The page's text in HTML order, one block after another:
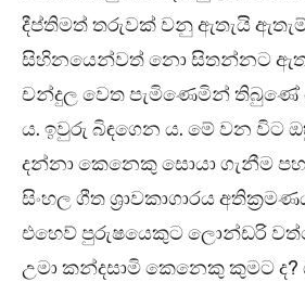
දීප්තිමත් තරුවක් වනු ඇතැයි
සිහිනයෙන්වත් නො සිතන්නට ඇත.
චන්දුල වෙත පැමිණෙමින් තිබුණේ
ය. ඉවුරු බිඳගෙන ය. මේ වන විට
දන්නා කෙනෙකු සොයා ගැනීම
සිංහල ගීත ශ්‍රාවකාගාරය
එහෙව් පුරුෂයෙකුට ලොන්ඩරි
උමා කන්දසාමි කෙනෙකු කුමට